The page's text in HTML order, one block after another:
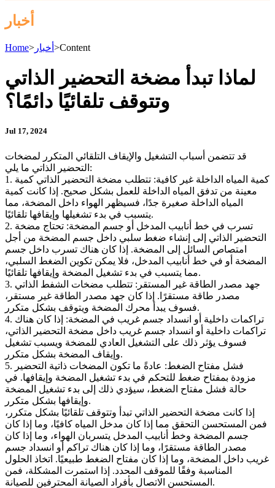
أخبار
Home> أخبار >Content
لماذا تبدأ مضخة التحضير الذاتي
وتتوقف تلقائيًا دائمًا؟
Jul 17, 2024
قد تتضمن أسباب التشغيل والإيقاف التلقائي المتكرر لمضخات
التحضير الذاتي ما يلي:
1. كمية المياه الداخلة غير كافية: تتطلب مضخة التحضير الذاتي كمية
معينة من تدفق المياه الداخلة للعمل بشكل صحيح. إذا كانت كمية
المياه الداخلة صغيرة جدًا، فسيظهر الهواء داخل المضخة، مما
يتسبب في بدء تشغيلها وإيقافها تلقائيًا.
2. تسرب في خط أنابيب المدخل أو جسم المضخة: تحتاج مضخة
التحضير الذاتي إلى إنشاء ضغط سلبي داخل جسم المضخة من أجل
امتصاص السائل إلى المضخة. إذا كان هناك تسرب داخل جسم
المضخة أو في خط أنابيب المدخل، فلا يمكن تكوين الضغط السلبي،
مما يتسبب في بدء تشغيل المضخة وإيقافها تلقائيًا.
3. جهد مصدر الطاقة غير المستقر: تتطلب مضخات الشفط الذاتي
مصدر طاقة مستقرًا. إذا كان جهد مصدر الطاقة غير مستقر،
فسوف يبدأ محرك المضخة ويتوقف بشكل متكرر.
4. تراكمات داخلية أو انسداد جسم غريب في المضخة: إذا كان هناك
تراكمات داخلية أو انسداد جسم غريب داخل مضخة التحضير الذاتي،
فسوف يؤثر ذلك على التشغيل العادي للمضخة ويسبب تشغيل
وإيقاف المضخة بشكل متكرر.
5. فشل مفتاح الضغط: عادةً ما تكون المضخات ذاتية التحضير
مزودة بمفتاح ضغط للتحكم في بدء تشغيل المضخة وإيقافها. في
حالة فشل مفتاح الضغط، سيؤدي ذلك إلى بدء تشغيل المضخة
وإيقافها بشكل متكرر.
إذا كانت مضخة التحضير الذاتي تبدأ وتتوقف تلقائيًا بشكل متكرر،
فمن المستحسن التحقق مما إذا كان مدخل المياه كافيًا، وما إذا كان
جسم المضخة وخط أنابيب المدخل يتسربان الهواء، وما إذا كان
مصدر الطاقة مستقرًا، وما إذا كان هناك تراكم أو انسداد جسم
غريب داخل المضخة، وما إذا كان مفتاح الضغط طبيعيًا. اتخاذ الحلول
المناسبة وفقًا للموقف المحدد. إذا استمرت المشكلة، فمن
المستحسن الاتصال بأفراد الصيانة المحترفين للصيانة.